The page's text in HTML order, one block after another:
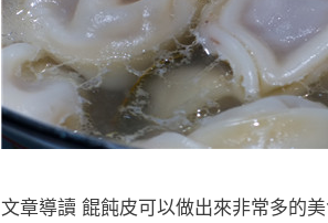
文章導讀 餛飩皮可以做出來非常多的